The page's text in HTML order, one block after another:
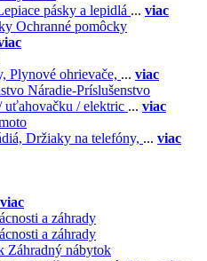
pásky a lepidlá ... viac
Ochranné pomôcky
Plynové ohrievače, ... viac
Náradie-Príslušenstvo
uťahovačku / elektric ... viac
Držiaky na telefóny, ... viac
viac
a záhrady
a záhrady
Záhradný nábytok